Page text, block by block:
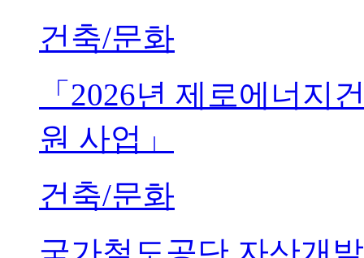
건축/문화
「2026년 제로에너지
원 사업」
건축/문화